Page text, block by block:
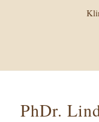
PhDr.